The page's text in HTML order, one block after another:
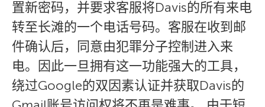
置新密码，并要求客服将Davis的所有来电
转至长滩的一个电话号码。客服在收到邮
件确认后，同意由犯罪分子控制进入来
电。因此一旦拥有这一功能强大的工具，
绕过Google的双因素认证并获取Davis的